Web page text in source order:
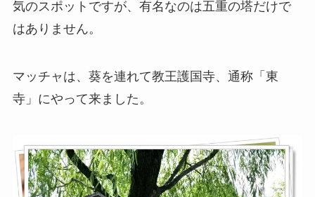
気のスポットですが、有名なのは五重の塔だけで
はありません。
マッチャは、葵を連れて教王護国寺、通称「東
寺」にやって来ました。